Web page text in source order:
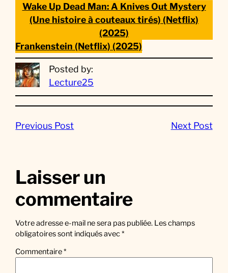
Wake Up Dead Man: A Knives Out Mystery
(Une histoire à couteaux tirés) (Netflix)
(2025)
Frankenstein (Netflix) (2025)
Posted by:
Lecture25
Previous Post Next Post
Laisser un
commentaire
Votre adresse e-mail ne sera pas publiée. Les champs
obligatoires sont indiqués avec*
Commentaire*